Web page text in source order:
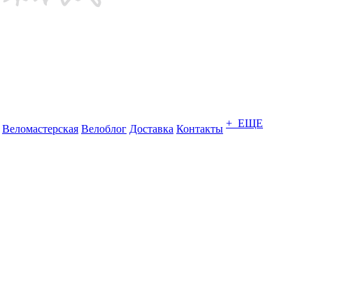
Веломастерская Велоблог Доставка Контакты + ЕЩЕ